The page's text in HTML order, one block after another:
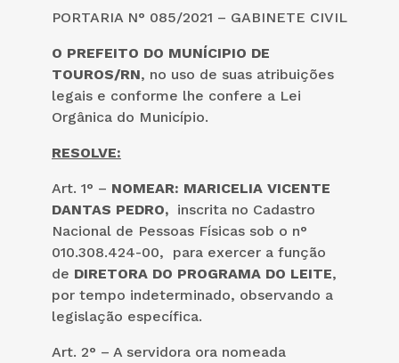
PORTARIA N° 085/2021 – GABINETE CIVIL
O PREFEITO DO MUNÍCIPIO DE
TOUROS/RN, no uso de suas atribuições
legais e conforme lhe confere a Lei
Orgânica do Município.
RESOLVE:
Art. 1° – NOMEAR: MARICELIA VICENTE
DANTAS PEDRO, inscrita no Cadastro
Nacional de Pessoas Físicas sob o n°
010.308.424-00, para exercer a função
de DIRETORA DO PROGRAMA DO LEITE,
por tempo indeterminado, observando a
legislação específica.
Art. 2° – A servidora ora nomeada